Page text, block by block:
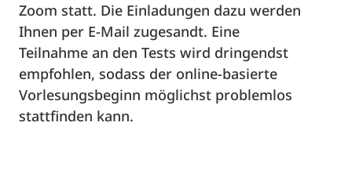
Zoom statt. Die Einladungen dazu werden
Ihnen per E-Mail zugesandt. Eine
Teilnahme an den Tests wird dringendst
empfohlen, sodass der online-basierte
Vorlesungsbeginn möglichst problemlos
stattfinden kann.